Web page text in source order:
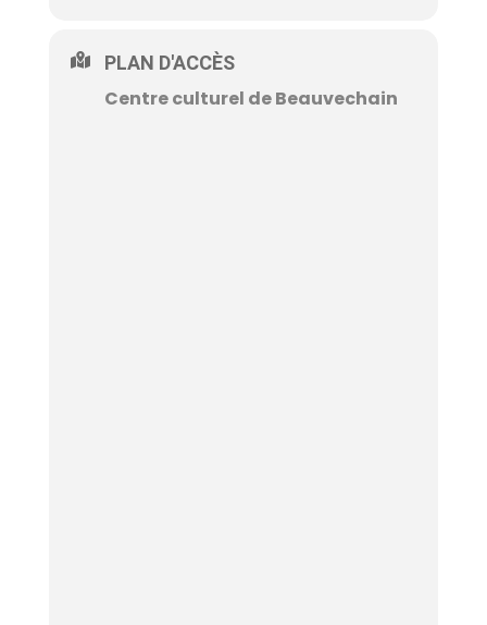
PLAN D'ACCÈS
Centre culturel de Beauvechain